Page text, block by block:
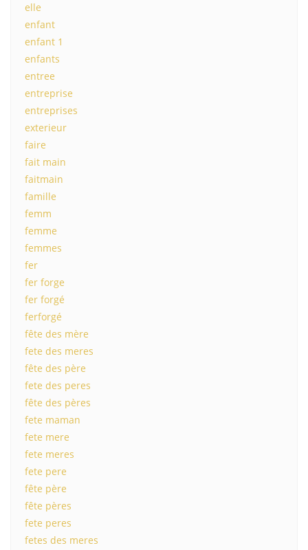
elle
enfant
enfant 1
enfants
entree
entreprise
entreprises
exterieur
faire
fait main
faitmain
famille
femm
femme
femmes
fer
fer forge
fer forgé
ferforgé
fête des mère
fete des meres
fête des père
fete des peres
fête des pères
fete maman
fete mere
fete meres
fete pere
fête père
fête pères
fete peres
fetes des meres